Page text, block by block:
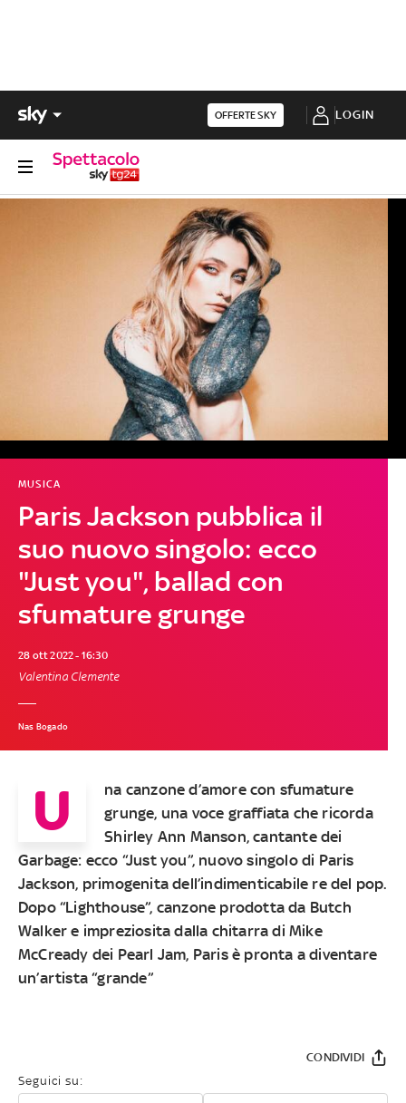
OFFERTE SKY LOGIN
Paris Jackson pubblica il
suo nuovo singolo: ecco
"Just you", ballad con
sfumature grunge
MUSICA
28 ott 2022 - 16:30
Valentina Clemente
Nas Bogado
U
na canzone d’amore con sfumature
grunge, una voce graffiata che ricorda
Shirley Ann Manson, cantante dei
Garbage: ecco “Just you”, nuovo singolo di Paris
Jackson, primogenita dell’indimenticabile re del pop.
Dopo “Lighthouse”, canzone prodotta da Butch
Walker e impreziosita dalla chitarra di Mike
McCready dei Pearl Jam, Paris è pronta a diventare
un’artista “grande”
Seguici su:
CONDIVIDI